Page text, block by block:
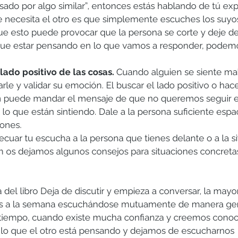
por algo similar”, entonces estás hablando de tú
el otro es que simplemente escuches los
esto puede provocar que la persona se corte y deje
estar pensando en lo que vamos a responder,
positivo de las cosas. Cuando alguien se siente
y validar su emoción. El buscar el lado positivo o
puede mandar el mensaje de que no queremos seguir
que están sintiendo. Dale a la persona suficiente
tu escucha a la persona que tienes delante o a la
dejamos algunos consejos para situaciones
libro Deja de discutir y empieza a conversar, la
a la semana escuchándose mutuamente de manera
cuando existe mucha confianza y creemos
que el otro está pensando y dejamos de escucharnos